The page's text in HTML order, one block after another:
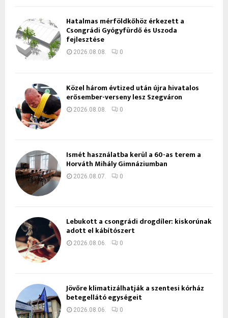
Hatalmas mérföldkőhöz érkezett a
Csongrádi Gyógyfürdő és Uszoda
fejlesztése
2026.08.08. 0
Közel három évtized után újra hivatalos
erősember-verseny lesz Szegváron
2026.08.08. 0
Ismét használatba kerül a 60-as terem a
Horváth Mihály Gimnáziumban
2026.08.07. 0
Lebukott a csongrádi drogdíler: kiskorúnak
adott el kábítószert
2026.08.06. 0
Jövőre klimatizálhatják a szentesi kórház
betegellátó egységeit
2026.08.06. 0